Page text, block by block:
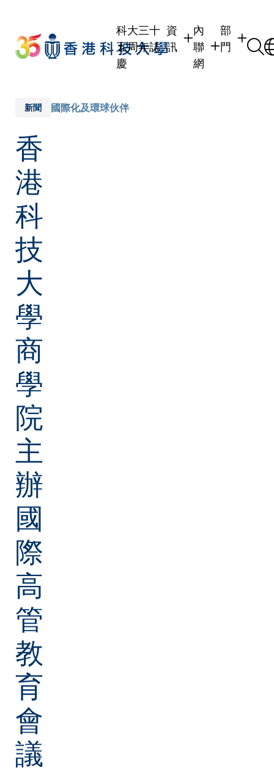
main
content
科大三十
五周年誌
慶
資
訊
內
聯
網
部
門
新聞 國際化及環球伙伴
香
港
科
技
大
學
商
學
院
主
辦
國
際
高
管
教
育
會
議